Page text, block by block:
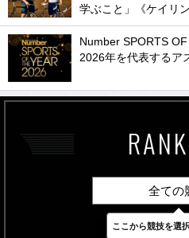
学ぶこと」《ケイリ
Number SPORTS
2026年を代表するア
全ての
最新 24時
ここから競技を選